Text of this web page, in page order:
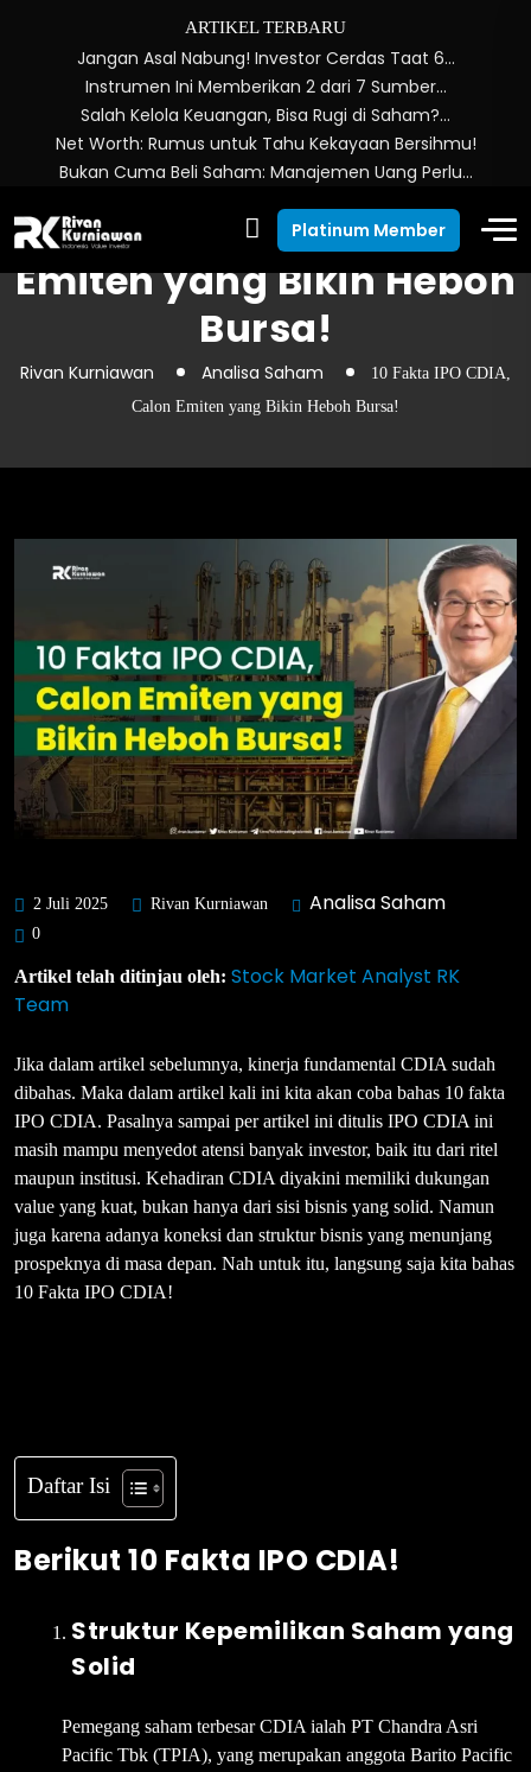
ARTIKEL TERBARU
Jangan Asal Nabung! Investor Cerdas Taat 6…
Instrumen Ini Memberikan 2 dari 7 Sumber…
Salah Kelola Keuangan, Bisa Rugi di Saham?…
Net Worth: Rumus untuk Tahu Kekayaan Bersihmu!
Bukan Cuma Beli Saham: Manajemen Uang Perlu…
Platinum Member
10 Fakta IPO CDIA, Calon
Emiten yang Bikin Heboh
Bursa!
Rivan Kurniawan Analisa Saham
10 Fakta IPO CDIA,
Calon Emiten yang Bikin Heboh Bursa!
2 Juli 2025 Rivan Kurniawan Analisa Saham
0
Artikel telah ditinjau oleh: Stock Market Analyst RK
Team
Jika dalam artikel sebelumnya, kinerja fundamental CDIA sudah
dibahas. Maka dalam artikel kali ini kita akan coba bahas 10 fakta
IPO CDIA. Pasalnya sampai per artikel ini ditulis IPO CDIA ini
masih mampu menyedot atensi banyak investor, baik itu dari ritel
maupun institusi. Kehadiran CDIA diyakini memiliki dukungan
value yang kuat, bukan hanya dari sisi bisnis yang solid. Namun
juga karena adanya koneksi dan struktur bisnis yang menunjang
prospeknya di masa depan. Nah untuk itu, langsung saja kita bahas
10 Fakta IPO CDIA!
Daftar Isi
Berikut 10 Fakta IPO CDIA!
Struktur Kepemilikan Saham yang
Solid
Pemegang saham terbesar CDIA ialah PT Chandra Asri
Pacific Tbk (TPIA), yang merupakan anggota Barito Pacific